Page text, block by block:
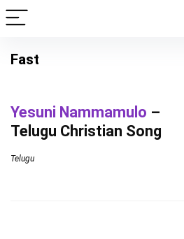
Fast
Yesuni Nammamulo –
Telugu Christian Song
Telugu